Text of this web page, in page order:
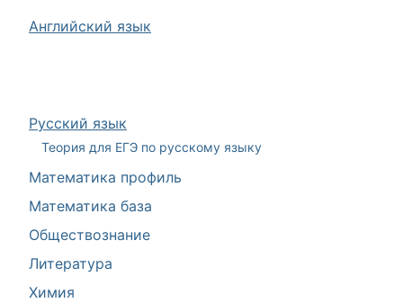
Русский язык
Теория для ЕГЭ по русскому языку
Математика профиль
Математика база
Обществознание
Литература
Химия
Английский язык